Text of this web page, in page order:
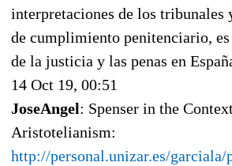
interpretaciones de los tribunales
de cumplimiento penitenciario,
de la justicia y las penas en
14 Oct 19, 00:51
JoseAngel: Spenser in the
Aristotelianism:
http://personal.unizar.es/